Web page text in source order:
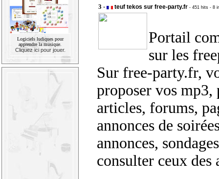
Logiciels ludiques pour
apprendre la musique.
Cliquez ici pour jouer.
3 - teuf tekos sur free-party.fr - 451 hits - 8
Portail
sur les
Sur free-party.fr,
proposer vos mp3,
articles, forums,
annonces de
annonces,
consulter ceux des